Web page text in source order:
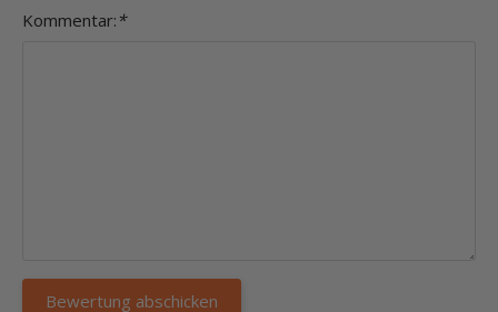
Kommentar: *